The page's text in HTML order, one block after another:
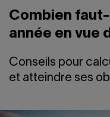
À propos
LIENS RAPIDES
Combien
année en vue
Conseils pour
et atteindre ses